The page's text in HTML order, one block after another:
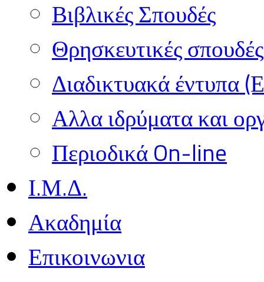
Βιβλικές Σπουδές
Θρησκευτικές
Διαδικτυακά έντυπα
Αλλα ιδρύματα και
Περιοδικά On-line
Ι.Μ.Δ.
Ακαδημία
Επικοινωνια